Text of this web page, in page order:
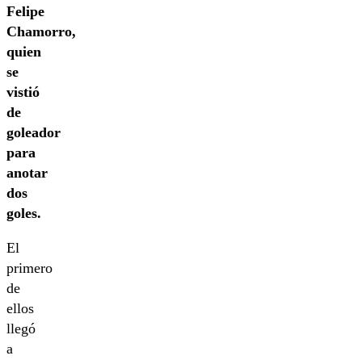
Felipe
Chamorro,
quien
se
vistió
de
goleador
para
anotar
dos
goles.
El
primero
de
ellos
llegó
a